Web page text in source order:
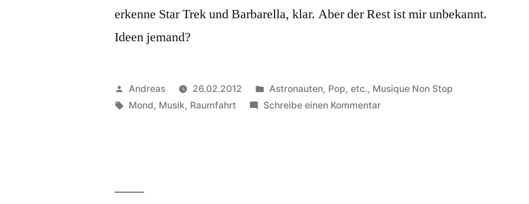
erkenne Star Trek und Barbarella, klar. Aber der Rest ist mir unbekannt.
Ideen jemand?
Veröffentlicht
von
Andreas 26.02.2012
Veröffentlicht
in
Astronauten, Pop, etc., Musique Non Stop
Schlagwörter:
Mond, Musik, Raumfahrt Schreibe einen Kommentarzu